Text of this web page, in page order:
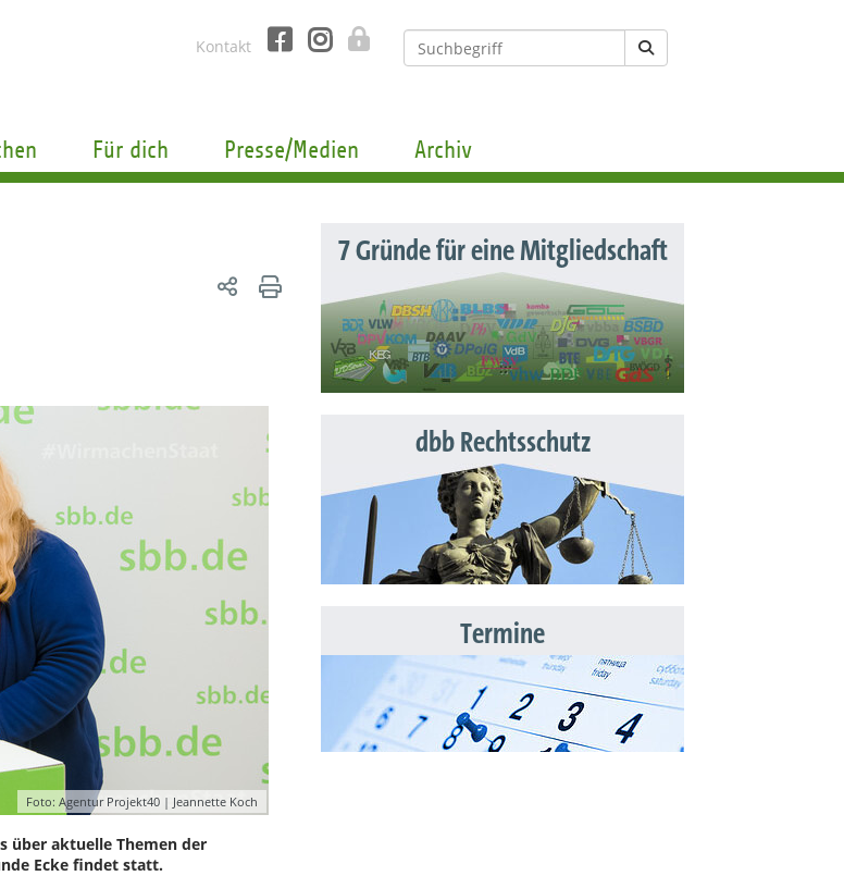
Kontakt
Für dich Presse/Medien Archiv
Foto: Agentur Projekt40 | Jeannette Koch
über aktuelle Themen der
Ecke findet statt.
7 Gründe für eine Mitgliedschaft
dbb Rechtsschutz
Termine